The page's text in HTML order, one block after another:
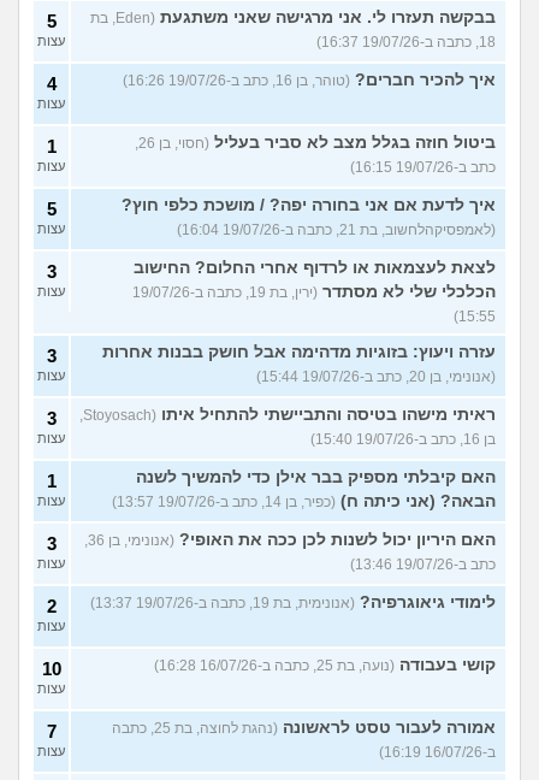
בבקשה תעזרו לי. אני מרגישה שאני משתגעת
(Eden, בת
18, כתבה ב-19/07/26 16:37)
5
עצות
איך להכיר חברים? (טוהר, בן 16, כתב ב-19/07/26 16:26) 4
עצות
ביטול חוזה בגלל מצב לא סביר בעליל
(חסוי, בן 26,
כתב ב-19/07/26 16:15)
1
עצות
איך לדעת אם אני בחורה יפה? / מושכת כלפי חוץ?
(לאמפסיקהלחשוב, בת 21, כתבה ב-19/07/26 16:04)
5
עצות
לצאת לעצמאות או לרדוף אחרי החלום? החישוב
הכלכלי שלי לא מסתדר
(ירין, בת 19, כתבה ב-19/07/26
15:55)
3
עצות
עזרה ויעוץ: בזוגיות מדהימה אבל חושק בבנות אחרות
(אנונימי, בן 20, כתב ב-19/07/26 15:44)
3
עצות
ראיתי מישהו בטיסה והתביישתי להתחיל איתו
(Stoyosach,
בן 16, כתב ב-19/07/26 15:40)
3
עצות
האם קיבלתי מספיק בבר אילן כדי להמשיך לשנה
הבאה? (אני כיתה ח) (כפיר, בן 14, כתב ב-19/07/26 13:57)
1
עצות
האם היריון יכול לשנות לכן ככה את האופי?
(אנונימי, בן 36,
כתב ב-19/07/26 13:46)
3
עצות
לימודי גיאוגרפיה? (אנונימית, בת 19, כתבה ב-19/07/26 13:37) 2
עצות
קושי בעבודה (נועה, בת 25, כתבה ב-16/07/26 16:28) 10
עצות
אמורה לעבור טסט לראשונה
(נהגת לחוצה, בת 25, כתבה
ב-16/07/26 16:19)
7
עצות